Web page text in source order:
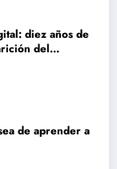
diez años de
del
de aprender a